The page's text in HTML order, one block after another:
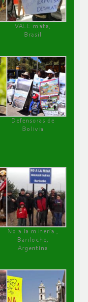
VALE mata,
Brasil
Defensoras de
Bolivia
No a la minería ,
Bariloche,
Argentina